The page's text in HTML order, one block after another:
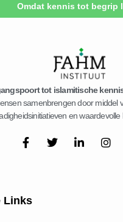
Omdat kennis tot begrip
tot islamitische
samenbrengen door middel
en waardevolle
F
a
o
o
T
L
I
Links